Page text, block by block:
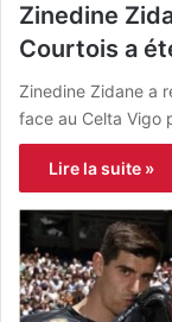
Zinedine
Courtois a
Zinedine Zidane a
face au Celta Vigo
Lire la suite »